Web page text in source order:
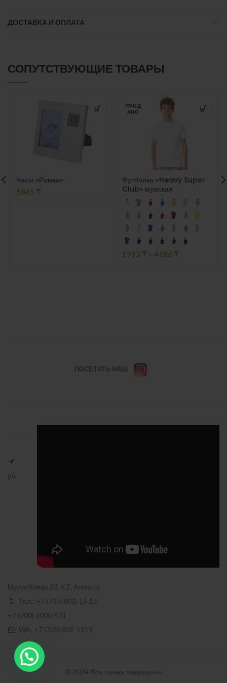
ДОСТАВКА И ОПЛАТА
СОПУТСТВУЮЩИЕ ТОВАРЫ
Часы «Рамка»
5845 ₸
ПРОД
АНО
Футболка «Heavy Super
Club» мужская
1993 ₸ – 4186 ₸
ПОСЕТИТЬ НАШ
ул.
Муратбаева 23, KZ, Алматы
Тел.: +7 (705) 802-15-15
+7 (700) 3000-931
WA: +7 (705) 802-1515
© 2024 Все права защищены